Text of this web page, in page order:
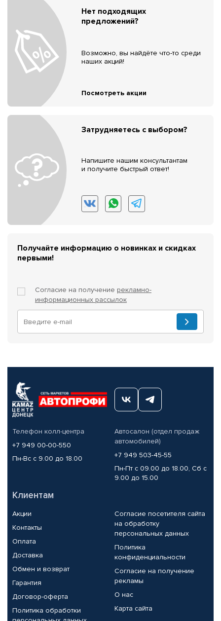
Нет подходящих
предложений?
Возможно, вы найдёте что-то среди
наших акций!
Посмотреть акции
Затрудняетесь с выбором?
Напишите нашим консультантам
и получите быстрый ответ!
Получайте информацию о новинках и скидках
первыми!
Согласие на получение рекламно-
информационных рассылок
Телефон колл-центра
+7 949 00-00-550
Пн-Вс с 9.00 до 18.00
Автосалон (отдел продаж
автомобилей)
+7 949 503-45-55
Пн-Пт с 09.00 до 18.00, Сб с
9.00 до 15.00
Клиентам
Акции
Контакты
Оплата
Доставка
Обмен и возврат
Гарантия
Договор-оферта
Политика обработки
Согласие посетителя сайта
на обработку
персональных данных
Политика
конфиденциальности
Согласие на получение
рекламы
О нас
Карта сайта